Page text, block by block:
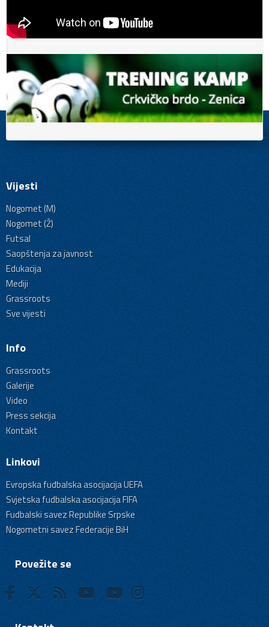
Vijesti
Nogomet (M)
Nogomet (Ž)
Futsal
Saopštenja za javnost
Edukacija
Mediji
Grassroots
Sve vijesti
Info
Grassroots
Galerije
Video
Press sekcija
Kontakt
Linkovi
Evropska fudbalska asocijacija UEFA
Svjetska fudbalska asocijacija FIFA
Fudbalski savez Republike Srpske
Nogometni savez Federacije BiH
Povežite se